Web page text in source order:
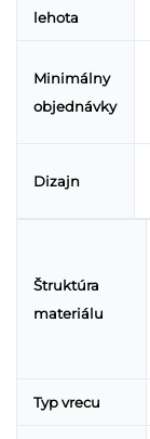
lehota
Minimálny
objednávky
Dizajn
Štruktúra
materiálu
Typ vrecu